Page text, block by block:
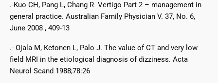
.-Kuo CH, Pang L, Chang R Vertigo Part 2 – management in
general practice. Australian Family Physician V. 37, No. 6,
June 2008 , 409-13
.- Ojala M, Ketonen L, Palo J. The value of CT and very low
field MRI in the etiological diagnosis of dizziness. Acta
Neurol Scand 1988;78:26